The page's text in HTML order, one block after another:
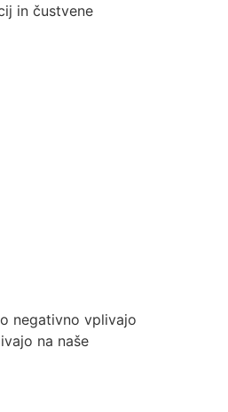
in čustvene
negativno vplivajo
na naše